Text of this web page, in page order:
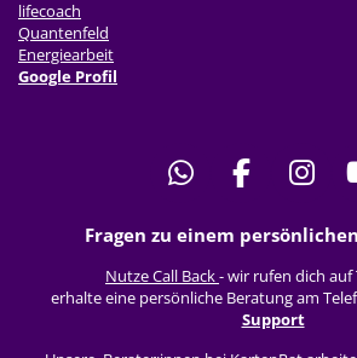
lifecoach
Quantenfeld
Energiearbeit
Google Profil
W
a
t
s
F
c
e
b
o
I
s
t
a
g
Fragen zu einem
Nutze Call Back- wir rufen dich auf
erhalte eine persönliche Beratung am
Support